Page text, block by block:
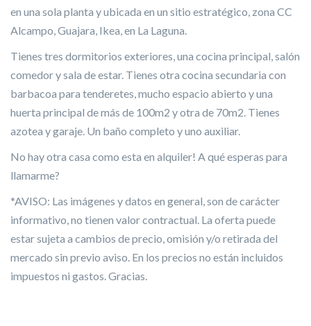
en una sola planta y ubicada en un sitio estratégico, zona CC
Alcampo, Guajara, Ikea, en La Laguna.
Tienes tres dormitorios exteriores, una cocina principal, salón
comedor y sala de estar. Tienes otra cocina secundaria con
barbacoa para tenderetes, mucho espacio abierto y una
huerta principal de más de 100m2 y otra de 70m2. Tienes
azotea y garaje. Un baño completo y uno auxiliar.
No hay otra casa como esta en alquiler! A qué esperas para
llamarme?
*AVISO: Las imágenes y datos en general, son de carácter
informativo, no tienen valor contractual. La oferta puede
estar sujeta a cambios de precio, omisión y/o retirada del
mercado sin previo aviso. En los precios no están incluidos
impuestos ni gastos. Gracias.